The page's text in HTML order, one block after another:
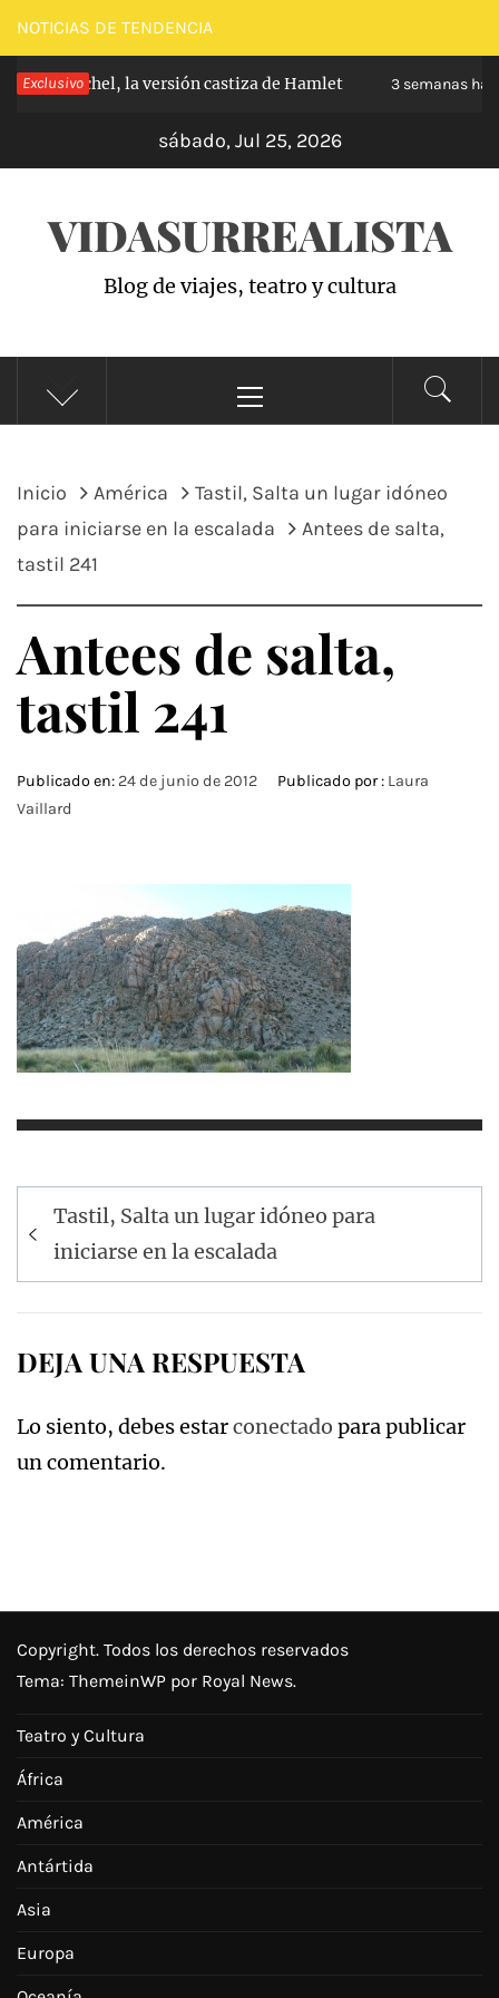
Saltar
al
contenido
NOTICIAS DE TENDENCIA
Exclusivo
Carabanchel, la versión castiza de Hamlet 3 semanas hace
sábado, Jul 25, 2026
VIDASURREALISTA
Blog de viajes, teatro y cultura
principal
Inicio América
Tastil, Salta un lugar idóneo
para iniciarse en la escalada
Antees de salta,
tastil 241
Antees de salta,
tastil 241
Publicado en: 24 de junio de 2012 Publicado por : Laura
Vaillard
Navegación
de
entradas
Tastil, Salta un lugar idóneo para
iniciarse en la escalada
DEJA UNA RESPUESTA
Lo siento, debes estarconectado para publicar
un comentario.
Copyright. Todos los derechos reservados
Tema: ThemeinWP por Royal News.
Teatro y Cultura
África
América
Antártida
Asia
Europa